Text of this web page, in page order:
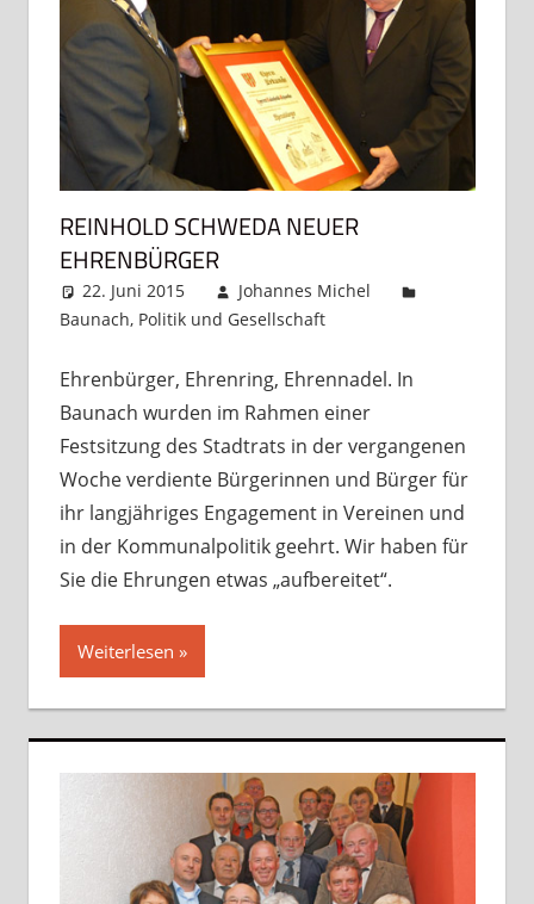
REINHOLD SCHWEDA NEUER
EHRENBÜRGER
22. Juni 2015
Johannes Michel
Baunach, Politik und Gesellschaft
Ehrenbürger, Ehrenring, Ehrennadel. In
Baunach wurden im Rahmen einer
Festsitzung des Stadtrats in der vergangenen
Woche verdiente Bürgerinnen und Bürger für
ihr langjähriges Engagement in Vereinen und
in der Kommunalpolitik geehrt. Wir haben für
Sie die Ehrungen etwas „aufbereitet“.
Weiterlesen